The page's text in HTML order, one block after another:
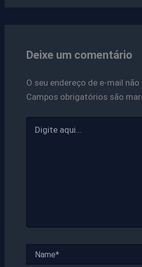
Deixe um comentário
O seu endereço de e-mail
Campos obrigatórios são
aqui...